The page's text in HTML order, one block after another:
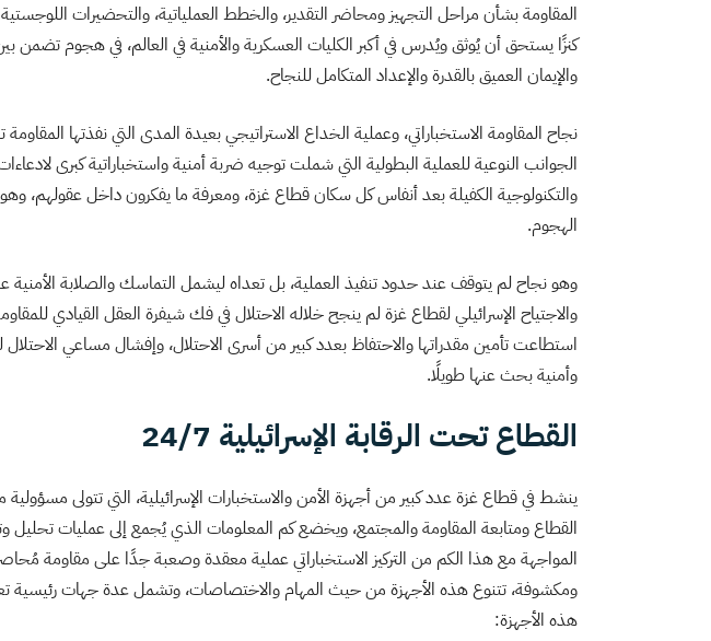
المقاومة بشأن مراحل التجهيز ومحاضر التقدير، والخطط العملياتية، والتحضيرات
كنزًا يستحق أن يُوثق ويُدرس في أكبر الكليات العسكرية والأمنية في العالم، في هجوم تضمن
والإيمان العميق بالقدرة والإعداد المتكامل للنجاح.
نجاح المقاومة الاستخباراتي، وعملية الخداع الاستراتيجي بعيدة المدى التي نفذتها المقاومة
الجوانب النوعية للعملية البطولية التي شملت توجيه ضربة أمنية واستخباراتية كبرى
والتكنولوجية الكفيلة بعد أنفاس كل سكان قطاع غزة، ومعرفة ما يفكرون داخل عقولهم، وهو
الهجوم.
وهو نجاح لم يتوقف عند حدود تنفيذ العملية، بل تعداه ليشمل التماسك والصلابة الأمنية
والاجتياح الإسرائيلي لقطاع غزة لم ينجح خلاله الاحتلال في فك شيفرة العقل القيادي
استطاعت تأمين مقدراتها والاحتفاظ بعدد كبير من أسرى الاحتلال، وإفشال مساعي
وأمنية بحث عنها طويلًا.
القطاع تحت الرقابة الإسرائيلية 24/7
ينشط في قطاع غزة عدد كبير من أجهزة الأمن والاستخبارات الإسرائيلية، التي تتولى
القطاع ومتابعة المقاومة والمجتمع، ويخضع كم المعلومات الذي يُجمع إلى عمليات تحليل
المواجهة مع هذا الكم من التركيز الاستخباراتي عملية معقدة وصعبة جدًا على مقاومة
ومكشوفة، تتنوع هذه الأجهزة من حيث المهام والاختصاصات، وتشمل عدة جهات
هذه الأجهزة: